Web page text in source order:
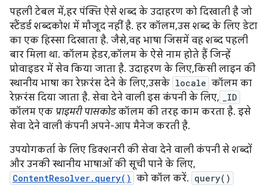
पहली टेबल में, हर पंक्ति ऐसे शब्द के उदाहरण को दिखाती है जो
स्टैंडर्ड शब्दकोश में मौजूद नहीं है. हर कॉलम, उस शब्द के लिए डेटा
का एक हिस्सा दिखाता है. जैसे, वह भाषा जिसमें वह शब्द पहली
बार मिला था. कॉलम हेडर, कॉलम के ऐसे नाम होते हैं जिन्हें
प्रोवाइडर में सेव किया जाता है. उदाहरण के लिए, किसी लाइन की
स्थानीय भाषा का रेफ़रंस देने के लिए, उसके locale कॉलम का
रेफ़रंस दिया जाता है. सेवा देने वाली इस कंपनी के लिए,
_ID
कॉलम एक प्राइमरी पासकोडकॉलम की तरह काम करता है. इसे
सेवा देने वाली कंपनी अपने-आप मैनेज करती है.
उपयोगकर्ता के लिए डिक्शनरी की सेवा देने वाली कंपनी से शब्दों
और उनकी स्थानीय भाषाओं की सूची पाने के लिए,
ContentResolver.query() को कॉल करें. query()